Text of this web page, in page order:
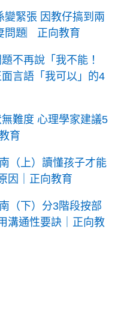
變緊張 因教仔搞到兩
問題︳正向教育
不再說「我不能！
言語「我可以」的4
無難度 心理學家建議5
育
（上）讀懂孩子才能
因｜正向教育
（下）分3階段按部
溝通性要訣｜正向教